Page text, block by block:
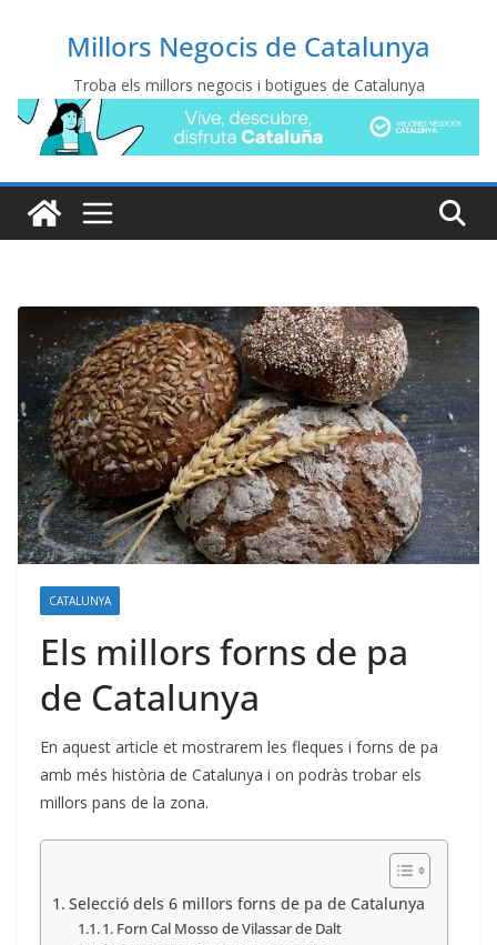
Millors Negocis de Catalunya
Troba els millors negocis i botigues de Catalunya
CATALUNYA
Els millors forns de pa
de Catalunya
En aquest article et mostrarem les fleques i forns de pa
amb més història de Catalunya i on podràs trobar els
millors pans de la zona.
Selecció dels 6 millors forns de pa de Catalunya
1. Forn Cal Mosso de Vilassar de Dalt